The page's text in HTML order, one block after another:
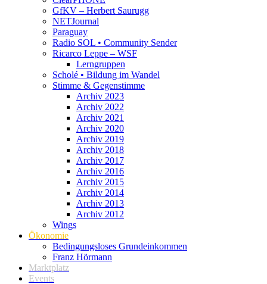
GfKV – Herbert Saurugg
NETJournal
Paraguay
Radio SOL • Community Sender
Ricarco Leppe – WSF
Lerngruppen
Scholé • Bildung im Wandel
Stimme & Gegenstimme
Archiv 2023
Archiv 2022
Archiv 2021
Archiv 2020
Archiv 2019
Archiv 2018
Archiv 2017
Archiv 2016
Archiv 2015
Archiv 2014
Archiv 2013
Archiv 2012
Wings
Ökonomie
Bedingungsloses Grundeinkommen
Franz Hörmann
Marktplatz
Events